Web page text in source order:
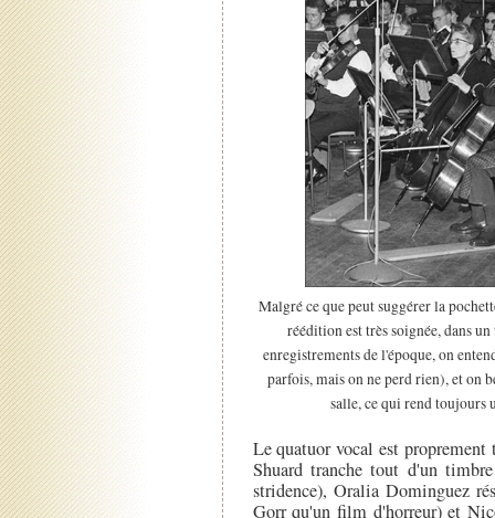
Malgré ce que peut suggérer la
réédition est très soignée, dans
enregistrements de l'époque, on
parfois, mais on ne perd rien), et on
salle, ce qui rend toujours
Le quatuor vocal est
Shuard tranche tout d'un
stridence), Oralia Dominguez
Gorr qu'un film d'horreur) et